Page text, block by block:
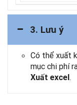
3. Lưu ý
Có thể xuất
mục chi phí
Xuất excel.